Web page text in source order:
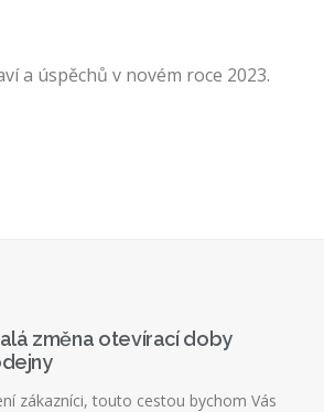
a úspěchů v novém roce 2023.
změna otevírací doby
zákazníci, touto cestou bychom Vás